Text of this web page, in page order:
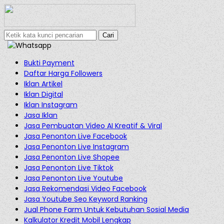
Cari
Bukti Payment
Daftar Harga Followers
Iklan Artikel
Iklan Digital
Iklan Instagram
Jasa Iklan
Jasa Pembuatan Video AI Kreatif & Viral
Jasa Penonton Live Facebook
Jasa Penonton Live Instagram
Jasa Penonton Live Shopee
Jasa Penonton Live Tiktok
Jasa Penonton Live Youtube
Jasa Rekomendasi Video Facebook
Jasa Youtube Seo Keyword Ranking
Jual Phone Farm Untuk Kebutuhan Sosial Media
Kalkulator Kredit Mobil Lengkap